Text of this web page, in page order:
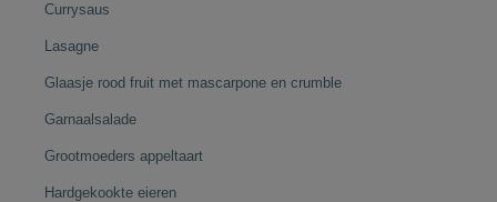
Currysaus
Lasagne
Glaasje rood fruit met mascarpone en crumble
Garnaalsalade
Grootmoeders appeltaart
Hardgekookte eieren